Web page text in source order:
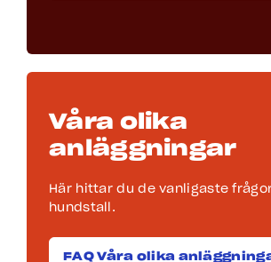
Våra olika
anläggningar
Här hittar du de vanligaste
hundstall.
FAQ Våra olika